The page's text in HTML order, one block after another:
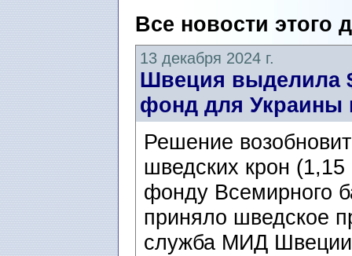
Все новости этого
13 декабря 2024 г.
Швеция выделила
фонд для Украины
Решение
шведских крон
фонду Всемирного
приняло шведское
служба МИД